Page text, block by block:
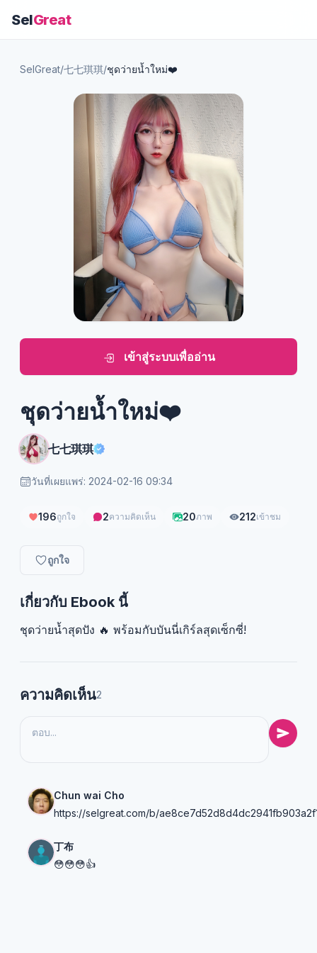
SelGreat
SelGreat/七七琪琪/ชุดว่ายน้ำใหม่❤️
เข้าสู่ระบบเพื่ออ่าน
ชุดว่ายน้ำใหม่❤️
七七琪琪
วันที่เผยแพร่: 2024-02-16 09:34
196ถูกใจ 2ความคิดเห็น 20ภาพ 212เข้าชม
ถูกใจ
เกี่ยวกับ Ebook นี้
ชุดว่ายน้ำสุดปัง 🔥 พร้อมกับบันนี่เกิร์ลสุดเซ็กซี่!
ความคิดเห็น2
Chun wai Cho
https://selgreat.com/b/
丁布
😳😳😳👍